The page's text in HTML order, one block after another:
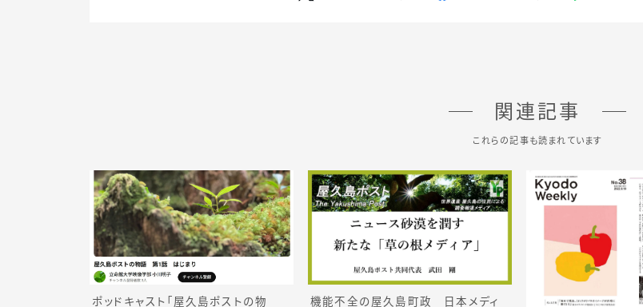
関連記事
これらの記事も読まれています
ポッドキャスト「屋久島ポストの物 機能不全の屋久島町政 日本メディ